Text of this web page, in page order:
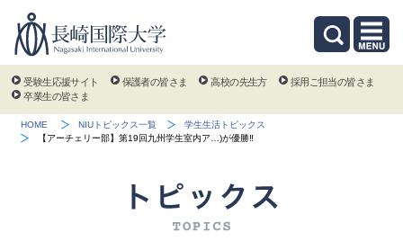
受験生応援サイト 保護者の皆さま 高校の先生方
採用ご担当の皆さま
卒業生の皆さま
HOME NIUトピックス一覧
学生生活トピックス
【アーチェリー部】第19回九州学生室内ア…)が優勝‼